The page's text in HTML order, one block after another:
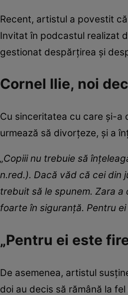
Recent, artistul a povestit
Invitat în podcastul realizat
gestionat despărțirea și
Cornel Ilie, noi
Cu sinceritatea cu care și-a
urmează să divorțeze, și a
„Copiii nu trebuie să
n.red.). Dacă văd că cei din
trebuit să le spunem. Zara
foarte în siguranță. Pentru
„Pentru ei este
De asemenea, artistul
doi au decis să rămână la